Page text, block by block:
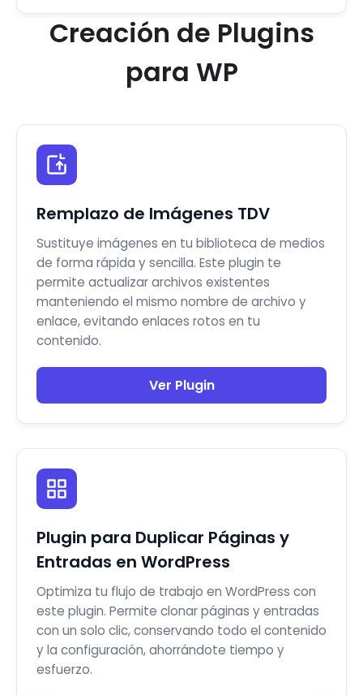
Creación de Plugins
para WP
Remplazo de Imágenes TDV
Sustituye imágenes en tu biblioteca de medios
de forma rápida y sencilla. Este plugin te
permite actualizar archivos existentes
manteniendo el mismo nombre de archivo y
enlace, evitando enlaces rotos en tu
contenido.
Ver Plugin
Plugin para Duplicar Páginas y
Entradas en WordPress
Optimiza tu flujo de trabajo en WordPress con
este plugin. Permite clonar páginas y entradas
con un solo clic, conservando todo el contenido
y la configuración, ahorrándote tiempo y
esfuerzo.